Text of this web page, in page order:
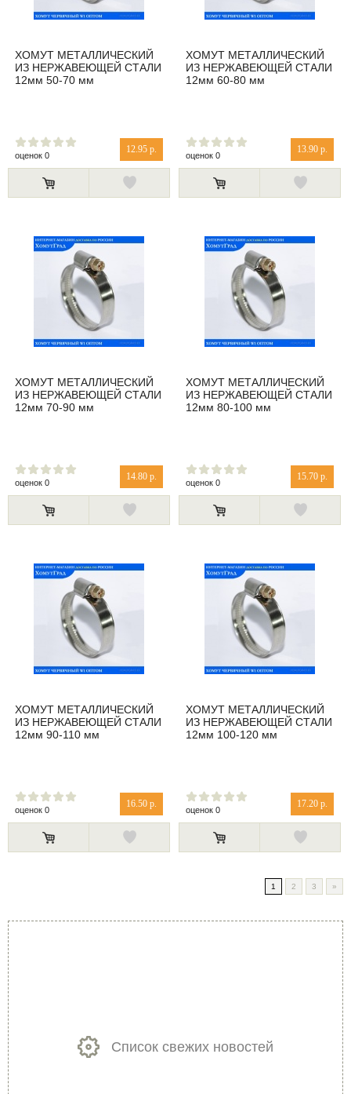
ХОМУТ МЕТАЛЛИЧЕСКИЙ
ИЗ НЕРЖАВЕЮЩЕЙ СТАЛИ
12мм 50-70 мм
12.95 р.
оценок 0
ХОМУТ МЕТАЛЛИЧЕСКИЙ
ИЗ НЕРЖАВЕЮЩЕЙ СТАЛИ
12мм 60-80 мм
13.90 р.
оценок 0
ХОМУТ МЕТАЛЛИЧЕСКИЙ
ИЗ НЕРЖАВЕЮЩЕЙ СТАЛИ
12мм 70-90 мм
14.80 р.
оценок 0
ХОМУТ МЕТАЛЛИЧЕСКИЙ
ИЗ НЕРЖАВЕЮЩЕЙ СТАЛИ
12мм 80-100 мм
15.70 р.
оценок 0
ХОМУТ МЕТАЛЛИЧЕСКИЙ
ИЗ НЕРЖАВЕЮЩЕЙ СТАЛИ
12мм 90-110 мм
16.50 р.
оценок 0
ХОМУТ МЕТАЛЛИЧЕСКИЙ
ИЗ НЕРЖАВЕЮЩЕЙ СТАЛИ
12мм 100-120 мм
17.20 р.
оценок 0
1 2 3 »
Список свежих новостей